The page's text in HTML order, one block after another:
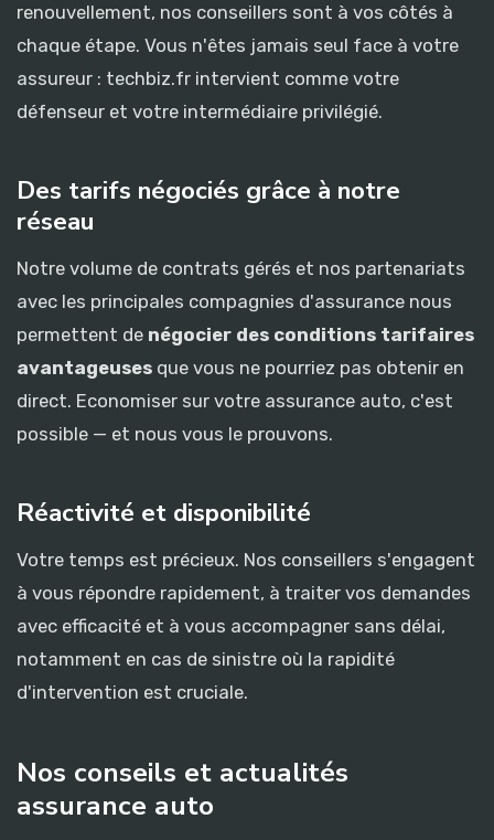
renouvellement, nos conseillers sont à vos côtés à
chaque étape. Vous n'êtes jamais seul face à votre
assureur : techbiz.fr intervient comme votre
défenseur et votre intermédiaire privilégié.
Des tarifs négociés grâce à notre
réseau
Notre volume de contrats gérés et nos partenariats
avec les principales compagnies d'assurance nous
permettent de négocier des conditions tarifaires
avantageuses que vous ne pourriez pas obtenir en
direct. Economiser sur votre assurance auto, c'est
possible — et nous vous le prouvons.
Réactivité et disponibilité
Votre temps est précieux. Nos conseillers s'engagent
à vous répondre rapidement, à traiter vos demandes
avec efficacité et à vous accompagner sans délai,
notamment en cas de sinistre où la rapidité
d'intervention est cruciale.
Nos conseils et actualités
assurance auto